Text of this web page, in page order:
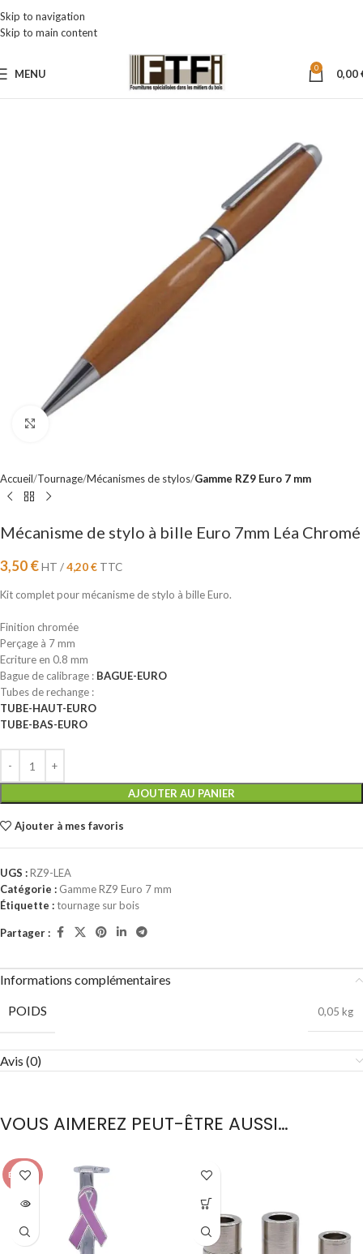
Skip to navigation
Skip to main content
MENU 0 0,00
Accueil Tournage Mécanismes de stylos Gamme RZ9 Euro 7 mm
Mécanisme de stylo à bille Euro 7mm Léa Chromé
3,50€HT /4,20€ TTC
Kit complet pour mécanisme de stylo à bille Euro.
Finition chromée
Perçage à 7 mm
Ecriture en 0.8 mm
Bague de calibrage : BAGUE-EURO
Tubes de rechange :
TUBE-HAUT-EURO
TUBE-BAS-EURO
AJOUTER AU PANIER
Ajouter à mes favoris
UGS :RZ9-LEA
Catégorie : Gamme RZ9 Euro 7 mm
Étiquette :tournage sur bois
Partager :
Informations complémentaires
POIDS
0,05 kg
Avis (0)
VOUS AIMEREZ PEUT-ÊTRE AUSSI…
ÉPUISÉ